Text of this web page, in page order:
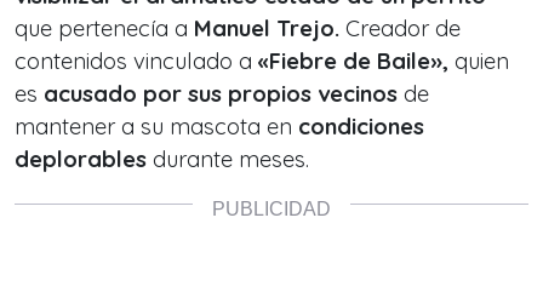
que pertenecía a Manuel Trejo. Creador de
contenidos vinculado a «Fiebre de Baile», quien
es acusado por sus propios vecinos de
mantener a su mascota en condiciones
deplorables durante meses.